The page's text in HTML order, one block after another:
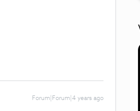
Forum|Forum|4 years ago